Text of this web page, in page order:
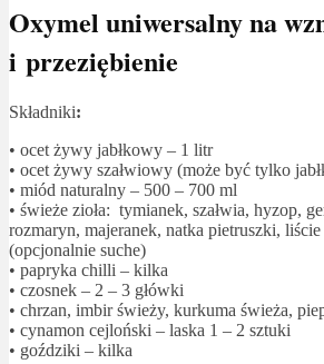
Oxymel uniwersalny na
i przeziębienie
Składniki:
• ocet żywy jabłkowy – 1 litr
• ocet żywy szałwiowy (może być tylko
• miód naturalny – 500 – 700 ml
• świeże zioła: tymianek, szałwia, hyzop,
rozmaryn, majeranek, natka pietruszki,
(opcjonalnie suche)
• papryka chilli – kilka
• czosnek – 2 – 3 główki
• chrzan, imbir świeży, kurkuma świeża,
• cynamon cejloński – laska 1 – 2 sztuki
• goździki – kilka